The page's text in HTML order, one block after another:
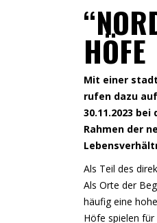
HÖFE
Mit einer
rufen dazu
30.11.2023
Rahmen der
Als Teil des
Als Orte der
häufig eine
Höfe spielen